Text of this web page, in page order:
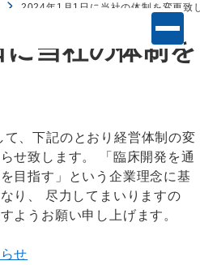
2024年1月1日に当社の体制を変更致
当社の体制を
、下記のとおり経営体制の変
せ致します。 「臨床開発を通
目指す」という企業理念に基
り、 尽力してまいりますの
ようお願い申し上げます。
せ